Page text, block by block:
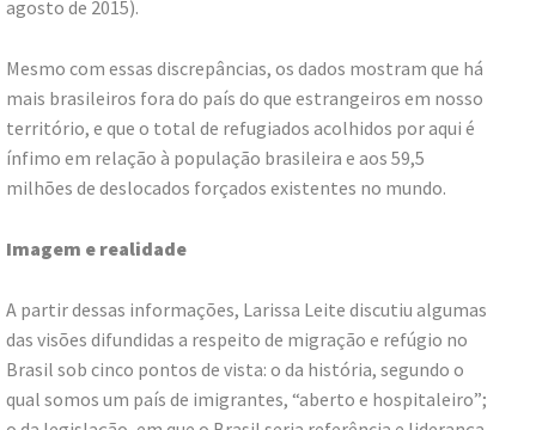
agosto de 2015).
Mesmo com essas discrepâncias, os dados mostram que há
mais brasileiros fora do país do que estrangeiros em nosso
território, e que o total de refugiados acolhidos por aqui é
ínfimo em relação à população brasileira e aos 59,5
milhões de deslocados forçados existentes no mundo.
Imagem e realidade
A partir dessas informações, Larissa Leite discutiu algumas
das visões difundidas a respeito de migração e refúgio no
Brasil sob cinco pontos de vista: o da história, segundo o
qual somos um país de imigrantes, “aberto e hospitaleiro”;